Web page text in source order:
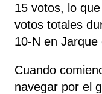
15 votos, lo
votos totales
10-N en
Cuando
navegar por el